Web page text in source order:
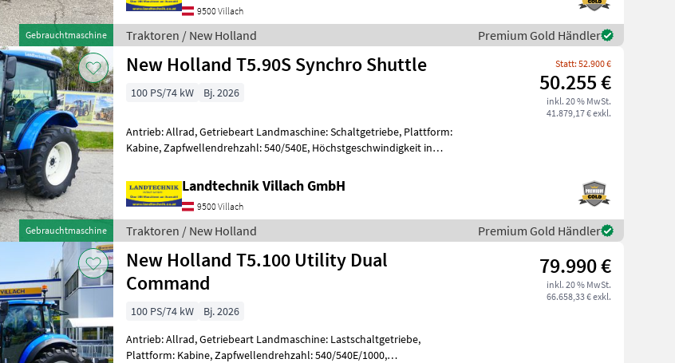
Gebrauchtmaschine
9500 Villach
Traktoren / New Holland Premium Gold Händler
Gebrauchtmaschine
New Holland T5.90S Synchro Shuttle Statt: 52.900 €
50.255 €
inkl. 20 % MwSt.
41.879,17 € exkl.
100 PS/74 kW Bj. 2026
Antrieb: Allrad, Getriebeart Landmaschine: Schaltgetriebe, Plattform:
Kabine, Zapfwellendrehzahl: 540/540E, Höchstgeschwindigkeit in
Landtechnik Villach GmbH
9500 Villach
Traktoren / New Holland Premium Gold Händler
New Holland T5.100 Utility Dual
Command
79.990 €
inkl. 20 % MwSt.
66.658,33 € exkl.
100 PS/74 kW
Bj. 2026
Antrieb: Allrad, Getriebeart Landmaschine: Lastschaltgetriebe,
Plattform: Kabine, Zapfwellendrehzahl: 540/540E/1000,